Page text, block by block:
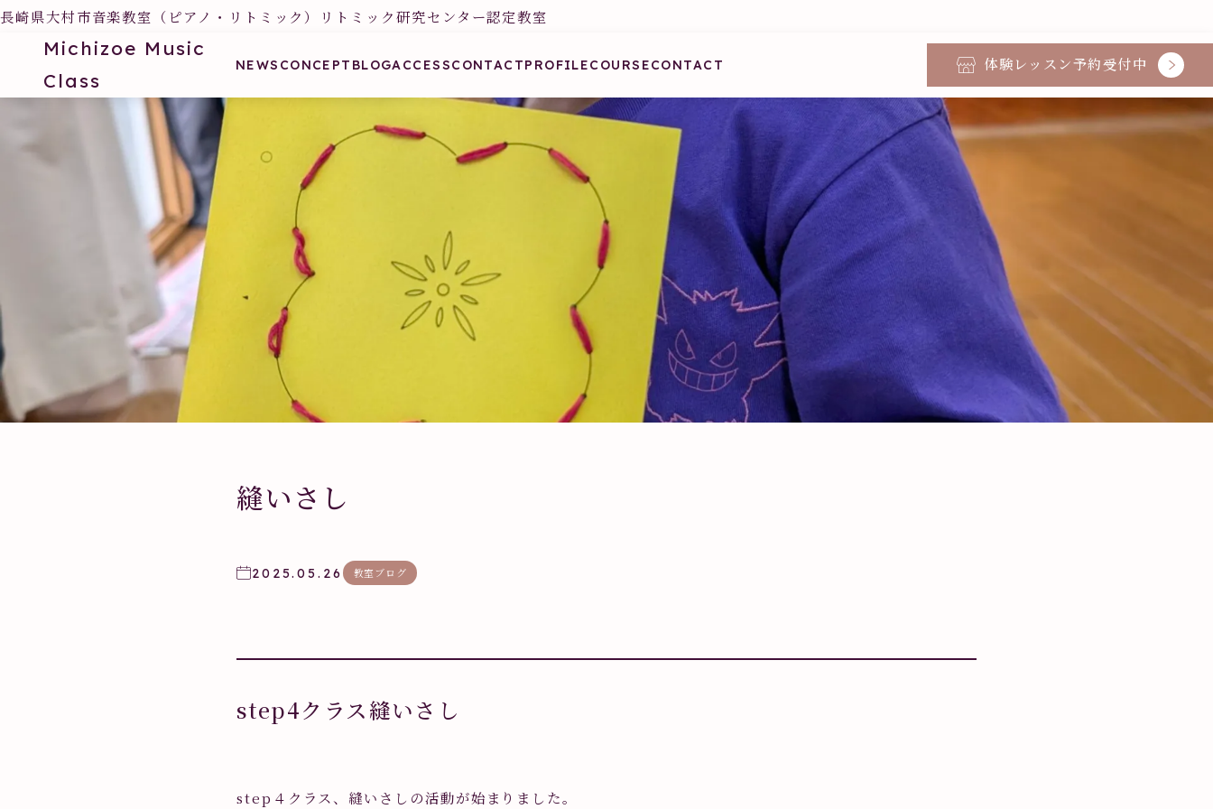
長崎県大村市音楽教室（ピアノ・リトミック）リトミック研究センター認定教室
Michizoe Music
Class
NEWS CONCEPT BLOGACCESSCONTACTPROFILECOURSECONTACT 体験レッスン予約受付中
縫いさし
2025.05.26 教室ブログ
step4クラス縫いさし
step４クラス、縫いさしの活動が始まりました。